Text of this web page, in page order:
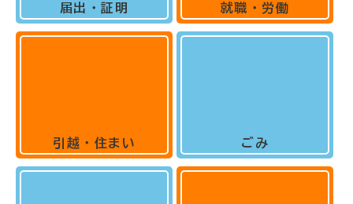
届出・証明
引越・住まい
就職・労働
ごみ